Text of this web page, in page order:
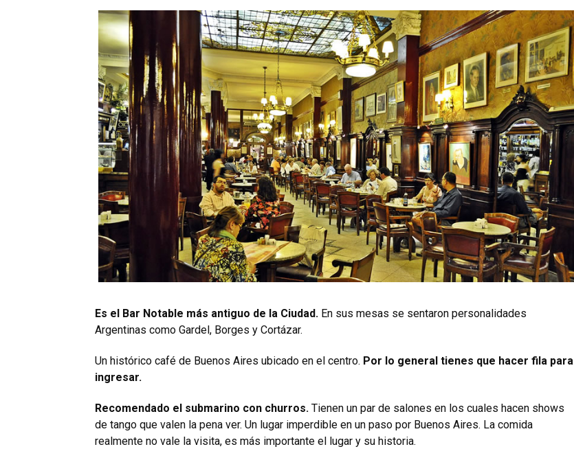
Es el Bar Notable más antiguo de la Ciudad. En sus mesas se sentaron personalidades
Argentinas como Gardel, Borges y Cortázar.
Un histórico café de Buenos Aires ubicado en el centro. Por lo general tienes que hacer fila para
ingresar.
Recomendado el submarino con churros. Tienen un par de salones en los cuales hacen shows
de tango que valen la pena ver. Un lugar imperdible en un paso por Buenos Aires. La comida
realmente no vale la visita, es más importante el lugar y su historia.